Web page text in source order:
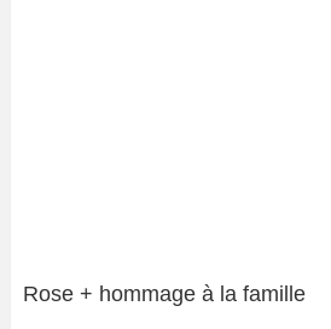
Rose + hommage à la famille